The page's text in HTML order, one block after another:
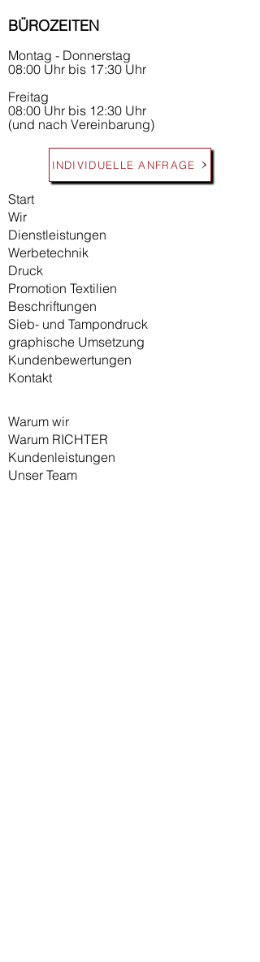
BÜROZEITEN
Montag - Donnerstag
08:00 Uhr bis 17:30 Uhr
Freitag
08:00 Uhr bis 12:30 Uhr
(und nach Vereinbarung)
INDIVIDUELLE ANFRAGE
Start
Wir
Dienstleistungen
Werbetechnik
Druck
Promotion Textilien
Beschriftungen
Sieb- und Tampondruck
graphische Umsetzung
Kundenbewertungen
Kontakt
Warum wir
Warum RICHTER
Kundenleistungen
Unser Team